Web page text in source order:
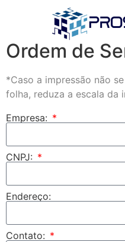
Ordem de
*Caso a impressão não
folha, reduza a escala da
Empresa:
CNPJ:
Endereço:
Contato: